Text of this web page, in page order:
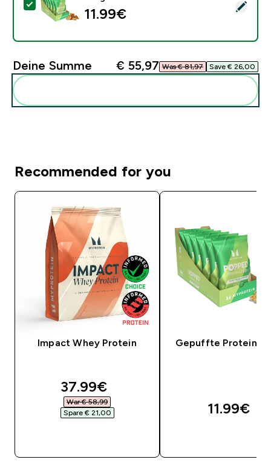
Dieses Produkt ausw�hlen - Gepuffte Protein Crisps
11.99€‎
Deine Summe € 55,97‎ Was € 81,97‎ Save € 26,00‎
Recommended for you
Impact Whey Protein
discounted price
37.99€‎
War € 58,99‎
Spare € 21,00‎
Gepuffte Protein
11.99€‎